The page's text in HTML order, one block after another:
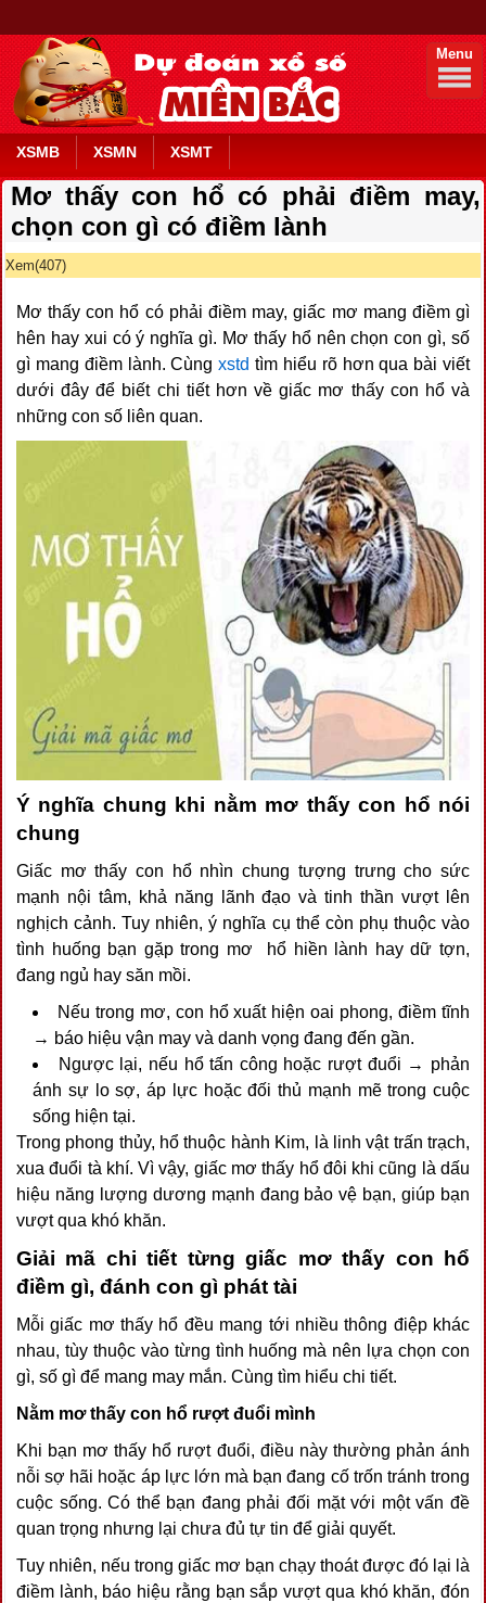
Menu
XSMB XSMN XSMT
Mơ thấy con hổ có phải điềm may,
chọn con gì có điềm lành
Xem(407)
Mơ thấy con hổ có phải điềm may, giấc mơ mang điềm gì
hên hay xui có ý nghĩa gì. Mơ thấy hổ nên chọn con gì, số
gì mang điềm lành. Cùngxstd tìm hiểu rõ hơn qua bài viết
dưới đây để biết chi tiết hơn về giấc mơ thấy con hổ và
những con số liên quan.
Ý nghĩa chung khi nằm mơ thấy con hổ nói
chung
Giấc mơ thấy con hổ nhìn chung tượng trưng cho sức
mạnh nội tâm, khả năng lãnh đạo và tinh thần vượt lên
nghịch cảnh. Tuy nhiên, ý nghĩa cụ thể còn phụ thuộc vào
tình huống bạn gặp trong mơ hổ hiền lành hay dữ tợn,
đang ngủ hay săn mồi.
Nếu trong mơ, con hổ xuất hiện oai phong, điềm tĩnh
→ báo hiệu vận may và danh vọng đang đến gần.
Ngược lại, nếu hổ tấn công hoặc rượt đuổi → phản
ánh sự lo sợ, áp lực hoặc đối thủ mạnh mẽ trong cuộc
sống hiện tại.
Trong phong thủy, hổ thuộc hành Kim, là linh vật trấn trạch,
xua đuổi tà khí. Vì vậy, giấc mơ thấy hổ đôi khi cũng là dấu
hiệu năng lượng dương mạnh đang bảo vệ bạn, giúp bạn
vượt qua khó khăn.
Giải mã chi tiết từng giấc mơ thấy con hổ
điềm gì, đánh con gì phát tài
Mỗi giấc mơ thấy hổ đều mang tới nhiều thông điệp khác
nhau, tùy thuộc vào từng tình huống mà nên lựa chọn con
gì, số gì để mang may mắn. Cùng tìm hiểu chi tiết.
Nằm mơ thấy con hổ rượt đuổi mình
Khi bạn mơ thấy hổ rượt đuổi, điều này thường phản ánh
nỗi sợ hãi hoặc áp lực lớn mà bạn đang cố trốn tránh trong
cuộc sống. Có thể bạn đang phải đối mặt với một vấn đề
quan trọng nhưng lại chưa đủ tự tin để giải quyết.
Tuy nhiên, nếu trong giấc mơ bạn chạy thoát được đó lại là
điềm lành, báo hiệu rằng bạn sắp vượt qua khó khăn, đón